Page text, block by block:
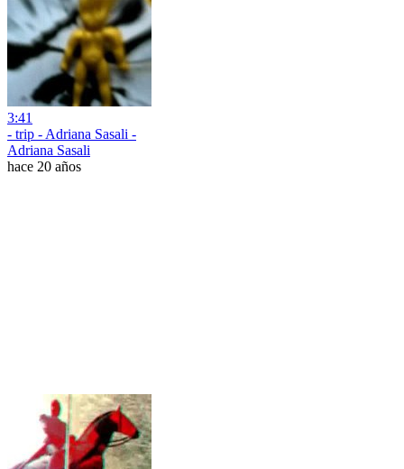
3:41
- trip - Adriana Sasali -
Adriana Sasali
hace 20 años